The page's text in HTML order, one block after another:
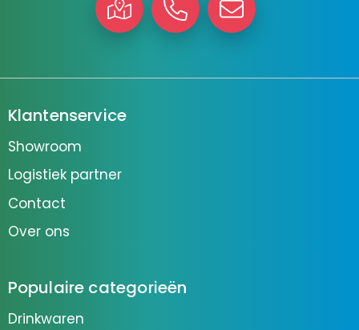
Klantenservice
Showroom
Logistiek partner
Contact
Over ons
Populaire categorieën
Drinkwaren